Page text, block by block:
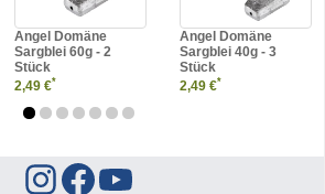
Angel Domäne
Sargblei 60g - 2
Stück
2,49 €*
Angel Domäne
Sargblei 40g - 3
Stück
2,49 €*